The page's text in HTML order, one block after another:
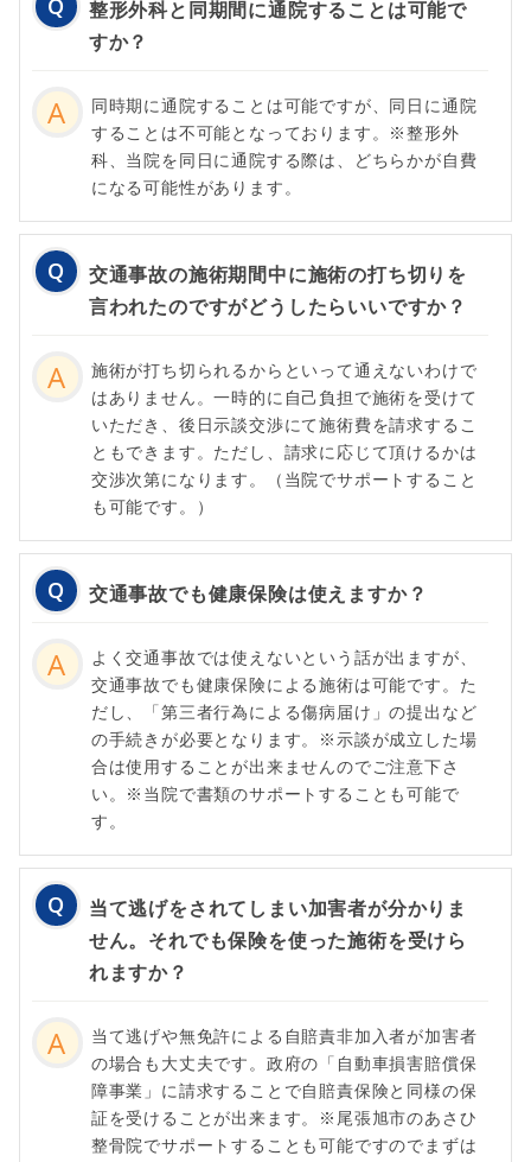
整形外科と同期間に通院することは可能で
すか？
同時期に通院することは可能ですが、同日に通院
することは不可能となっております。※整形外
科、当院を同日に通院する際は、どちらかが自費
になる可能性があります。
交通事故の施術期間中に施術の打ち切りを
言われたのですがどうしたらいいですか？
施術が打ち切られるからといって通えないわけで
はありません。一時的に自己負担で施術を受けて
いただき、後日示談交渉にて施術費を請求するこ
ともできます。ただし、請求に応じて頂けるかは
交渉次第になります。（当院でサポートすること
も可能です。）
交通事故でも健康保険は使えますか？
よく交通事故では使えないという話が出ますが、
交通事故でも健康保険による施術は可能です。た
だし、「第三者行為による傷病届け」の提出など
の手続きが必要となります。※示談が成立した場
合は使用することが出来ませんのでご注意下さ
い。※当院で書類のサポートすることも可能で
す。
当て逃げをされてしまい加害者が分かりま
せん。それでも保険を使った施術を受けら
れますか？
当て逃げや無免許による自賠責非加入者が加害者
の場合も大丈夫です。政府の「自動車損害賠償保
障事業」に請求することで自賠責保険と同様の保
証を受けることが出来ます。※尾張旭市のあさひ
整骨院でサポートすることも可能ですのでまずは